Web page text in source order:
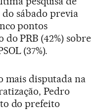
sábado previa
pontos
PRB (42%) sobre
(37%).
mais disputada na
Pedro
do prefeito